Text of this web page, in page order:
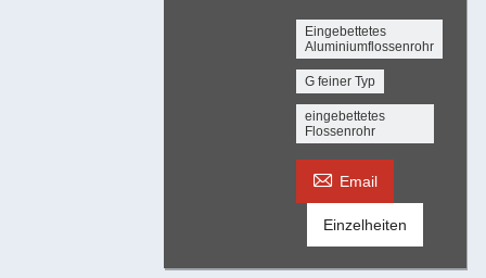
Eingebettetes
Aluminiumflossenrohr
G feiner Typ
eingebettetes
Flossenrohr
 Email
Einzelheiten